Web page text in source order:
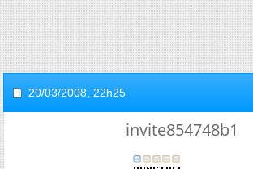
20/03/2008, 22h25
invite854748b1